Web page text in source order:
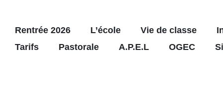
Rentrée 2026 L’école Vie de classe
Tarifs
Pastorale A.P.E.L OGEC